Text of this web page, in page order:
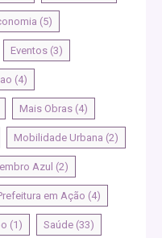
(5)
Eventos (3)
(4)
Mais Obras (4)
Mobilidade Urbana (2)
Azul (2)
em Ação (4)
(1) Saúde (33)